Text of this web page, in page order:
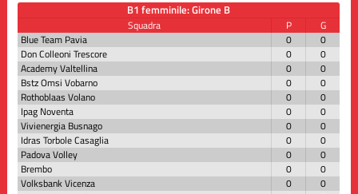
B1 femminile: Girone B
Squadra P
G
Blue Team Pavia
0
0
Don Colleoni Trescore
0
0
Academy Valtellina
0
0
Bstz Omsi Vobarno
0
0
Rothoblaas Volano
0
0
Ipag Noventa
0
0
Vivienergia Busnago
0
0
Idras Torbole Casaglia
0
0
Padova Volley
0
0
Brembo
0
0
Volksbank Vicenza
0
0